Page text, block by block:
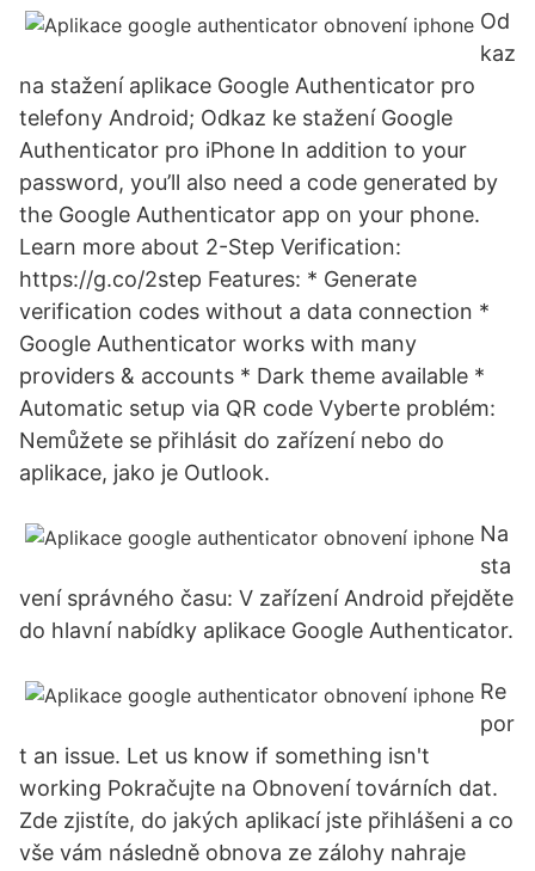
Od
kaz
na stažení aplikace Google Authenticator pro
telefony Android; Odkaz ke stažení Google
Authenticator pro iPhone In addition to your
password, you’ll also need a code generated by
the Google Authenticator app on your phone.
Learn more about 2-Step Verification:
https://g.co/2step Features: * Generate
verification codes without a data connection *
Google Authenticator works with many
providers & accounts * Dark theme available *
Automatic setup via QR code Vyberte problém:
Nemůžete se přihlásit do zařízení nebo do
aplikace, jako je Outlook.
Na
sta
vení správného času: V zařízení Android přejděte
do hlavní nabídky aplikace Google Authenticator.
Re
por
t an issue. Let us know if something isn't
working Pokračujte na Obnovení továrních dat.
Zde zjistíte, do jakých aplikací jste přihlášeni a co
vše vám následně obnova ze zálohy nahraje